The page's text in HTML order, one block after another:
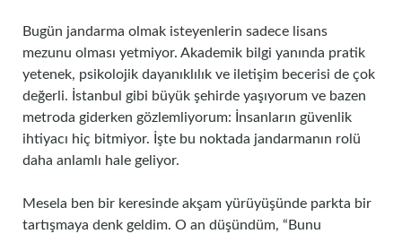
Bugün jandarma olmak isteyenlerin sadece lisans
mezunu olması yetmiyor. Akademik bilgi yanında pratik
yetenek, psikolojik dayanıklılık ve iletişim becerisi de çok
değerli. İstanbul gibi büyük şehirde yaşıyorum ve bazen
metroda giderken gözlemliyorum: İnsanların güvenlik
ihtiyacı hiç bitmiyor. İşte bu noktada jandarmanın rolü
daha anlamlı hale geliyor.
Mesela ben bir keresinde akşam yürüyüşünde parkta bir
tartışmaya denk geldim. O an düşündüm, “Bunu